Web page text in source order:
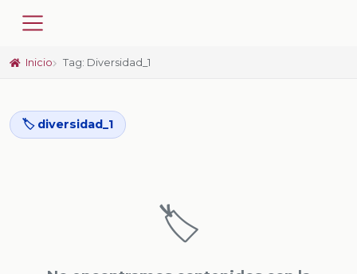
Inicio Tag: Diversidad_1
🏷️ diversidad_1
🏷️